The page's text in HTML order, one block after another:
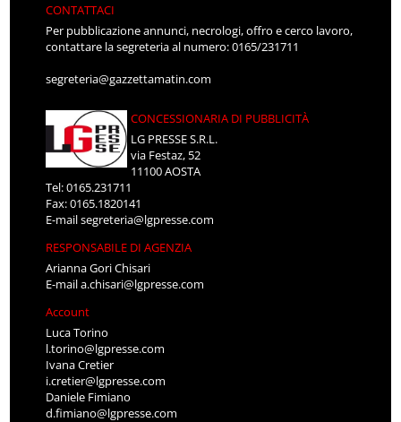
CONTATTACI
Per pubblicazione annunci, necrologi, offro e cerco lavoro,
contattare la segreteria al numero: 0165/231711
segreteria@gazzettamatin.com
CONCESSIONARIA DI PUBBLICITÀ
LG PRESSE S.R.L.
via Festaz, 52
11100 AOSTA
Tel: 0165.231711
Fax: 0165.1820141
E-mailsegreteria@lgpresse.com
RESPONSABILE DI AGENZIA
Arianna Gori Chisari
E-maila.chisari@lgpresse.com
Account
Luca Torino
l.torino@lgpresse.com
Ivana Cretier
i.cretier@lgpresse.com
Daniele Fimiano
d.fimiano@lgpresse.com